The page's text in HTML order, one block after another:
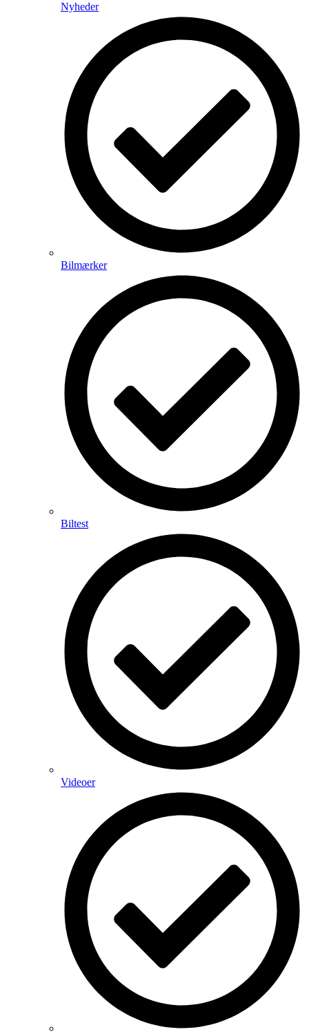
Nyheder
Bilmærker
Biltest
Videoer